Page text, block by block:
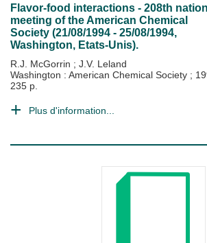
Flavor-food interactions - 208th
meeting of the American Chemical
Society (21/08/1994 - 25/08/1994,
Washington, Etats-Unis).
R.J. McGorrin ; J.V. Leland
Washington : American Chemical Society ;
235 p.
Plus d'information...